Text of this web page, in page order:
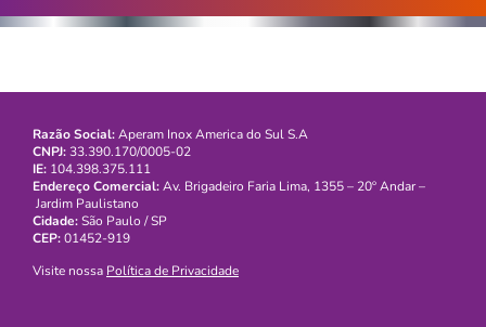
Razão Social:Aperam Inox America do Sul S.A
CNPJ:33.390.170/0005-02
IE: 104.398.375.111
Endereço Comercial:Av. Brigadeiro Faria Lima, 1355 – 20º Andar –
Jardim Paulistano
Cidade:São Paulo / SP
CEP:01452-919
Visite nossa Política de Privacidade